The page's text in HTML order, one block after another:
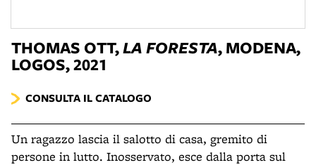
THOMAS OTT,LA FORESTA, MODENA,
LOGOS, 2021
CONSULTA IL CATALOGO
Un ragazzo lascia il salotto di casa, gremito di
persone in lutto. Inosservato, esce dalla porta sul